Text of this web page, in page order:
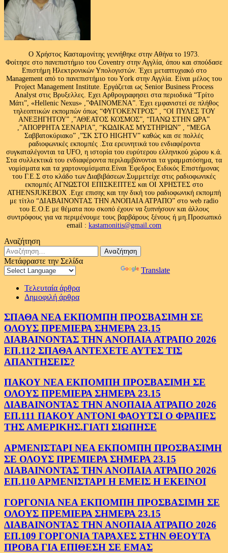
Ο Χρήστος Κασταμονίτης γεννήθηκε στην Αθήνα το 1973.
Φοίτησε στο πανεπιστήμιο του Coventry στην Αγγλία, όπου και σπούδασε
Επιστήμη Ηλεκτρονικών Υπολογιστών. Έχει μεταπτυχιακό στο
Management από το πανεπιστήμιο του Υork στην Αγγλία. Είναι μέλος του
Project Management Institute. Εργάζεται ως Senior Business Process
Analyst στις Βρυξελλες. Εχει Αρθρογραφησει στα περιοδικά “Τρίτο
Μάτι”, «Hellenic Nexus» ,”ΦΑΙΝΟΜΕΝΑ”. Έχει εμφανιστεί σε πλήθος
τηλεοπτικών εκπομπών όπως “ΦΥΓΟΚΕΝΤΡΟΣ” , “ΟΙ ΠΥΛΕΣ ΤΟΥ
ΑΝΕΞΗΓΗΤΟΥ” ,”ΑΘΕΑΤΟΣ ΚΟΣΜΟΣ”, “ΠΑΝΩ ΣΤΗΝ ΩΡΑ”
,”ΑΠΟΡΡΗΤΑ ΣΕΝΑΡΙΑ”, “ΚΩΔΙΚΑΣ ΜΥΣΤΗΡΙΩΝ” , “MEGA
Σαββατοκύριακο” ,”ΣΚ ΣΤΟ HIGHTV” καθώς και σε πολλές
ραδιοφωνικές εκπομπές .Στα ερευνητικά του ενδιαφέροντα
συγκαταλέγονται τα UFO, η ιστορία του ευρύτερου ελληνικού χώρου κ.ά.
Στα συλλεκτικά του ενδιαφέροντα περιλαμβάνονται τα γραμματόσημα, τα
νομίσματα και τα χαρτονομίσματα.Είναι Έφεδρος Ειδικός Επιστήμονας
του Γ.Ε.Σ στο κλάδο των Διαβιβάσεων.Συμμετείχε στις ραδιοφωνικές
εκπομπές ΑΓΝΩΣΤΟΙ ΕΠΙΣΚΕΠΤΕΣ και ΟΙ ΧΡΗΣΤΕΣ στο
ATHENSJUKEBOX .Ειχε επισης και την δική του ραδιοφωνική εκπομπή
με τίτλο “ΔΙΑΒΑΙΝΟΝΤΑΣ ΤΗΝ ΑΝΟΠΑΙΑ ΑΤΡΑΠΟ” στο web radio
του Ε.Ο.Ε με θέματα που σκοπό έχουν να ξυπνήσουν και άλλους
συντρόφους για να περιμένουμε τους βαρβάρους ξένους ή μη.Προσωπικό
email : kastamonitis@gmail.com
Αναζήτηση
Αναζήτηση
για:
Μετάφραστε την Σελίδα
Translate
Τελευταία άρθρα
Δημοφιλή άρθρα
ΣΠΑΘΑ ΝΕΑ ΕΚΠΟΜΠΗ ΠΡΟΣΒΑΣΙΜΗ ΣΕ
ΟΛΟΥΣ ΠΡΕΜΙΕΡΑ ΣΗΜΕΡΑ 23.15
ΔΙΑΒΑΙΝΟΝΤΑΣ ΤΗΝ ΑΝΟΠΑΙΑ ΑΤΡΑΠΟ 2026
ΕΠ.112 ΣΠΑΘΑ ΑΝΤΕΧΕΤΕ ΑΥΤΕΣ ΤΙΣ
ΑΠΑΝΤΗΣΕΙΣ?
ΠΑΚΟΥ ΝΕΑ ΕΚΠΟΜΠΗ ΠΡΟΣΒΑΣΙΜΗ ΣΕ
ΟΛΟΥΣ ΠΡΕΜΙΕΡΑ ΣΗΜΕΡΑ 23.15
ΔΙΑΒΑΙΝΟΝΤΑΣ ΤΗΝ ΑΝΟΠΑΙΑ ΑΤΡΑΠΟ 2026
ΕΠ.111 ΠΑΚΟΥ ΑΝΤΟΝΙ ΦΑΟΥΤΣΙ Ο ΦΡΑΠΕΣ
ΤΗΣ ΑΜΕΡΙΚΗΣ.ΓΙΑΤΙ ΣΙΩΠΗΣΕ
ΑΡΜΕΝΙΣΤΑΡΙ ΝΕΑ ΕΚΠΟΜΠΗ ΠΡΟΣΒΑΣΙΜΗ
ΣΕ ΟΛΟΥΣ ΠΡΕΜΙΕΡΑ ΣΗΜΕΡΑ 23.15
ΔΙΑΒΑΙΝΟΝΤΑΣ ΤΗΝ ΑΝΟΠΑΙΑ ΑΤΡΑΠΟ 2026
ΕΠ.110 ΑΡΜΕΝΙΣΤΑΡΙ Η ΕΜΕΙΣ Η ΕΚΕΙΝΟΙ
ΓΟΡΓΟΝΙΑ ΝΕΑ ΕΚΠΟΜΠΗ ΠΡΟΣΒΑΣΙΜΗ ΣΕ
ΟΛΟΥΣ ΠΡΕΜΙΕΡΑ ΣΗΜΕΡΑ 23.15
ΔΙΑΒΑΙΝΟΝΤΑΣ ΤΗΝ ΑΝΟΠΑΙΑ ΑΤΡΑΠΟ 2026
ΕΠ.109 ΓΟΡΓΟΝΙΑ ΤΑΡΑΧΕΣ ΣΤΗΝ ΘΕΟΥΤΑ
ΠΡΟΒΑ ΓΙΑ ΕΠΙΘΕΣΗ ΣΕ ΕΜΑΣ